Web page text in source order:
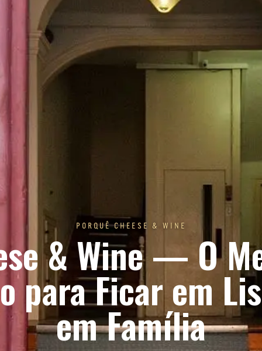
PORQUÊ CHEESE & WINE
& Wine — O
para Ficar em
em Família